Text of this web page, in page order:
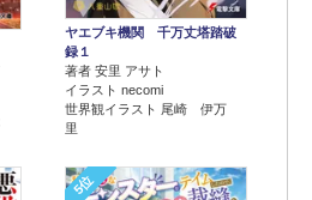
ヤエブキ機関 千万丈塔踏破
録１
著者 安里 アサト
イラスト necomi
世界観イラスト 尾崎 伊万
里
5位